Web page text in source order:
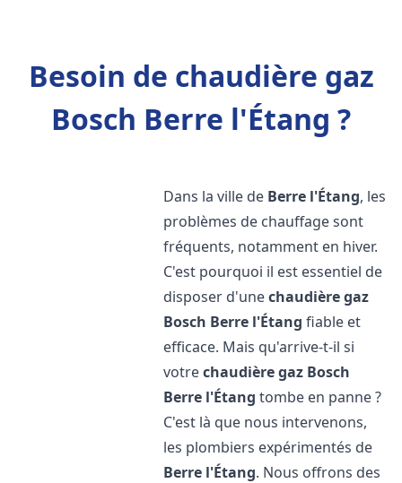
Besoin de chaudière gaz
Bosch Berre l'Étang ?
Dans la ville de Berre l'Étang, les
problèmes de chauffage sont
fréquents, notamment en hiver.
C'est pourquoi il est essentiel de
disposer d'unechaudière gaz
Bosch Berre l'Étang fiable et
efficace. Mais qu'arrive-t-il si
votrechaudière gaz Bosch
Berre l'Étang tombe en panne ?
C'est là que nous intervenons,
les plombiers expérimentés de
Berre l'Étang. Nous offrons des